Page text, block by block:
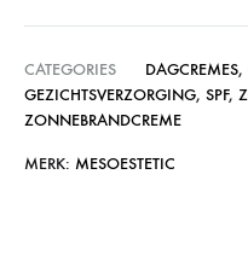
CATEGORIES DAGCREMES,
GEZICHTSVERZORGING, SPF,
ZONNEBRANDCREME
MERK: MESOESTETIC